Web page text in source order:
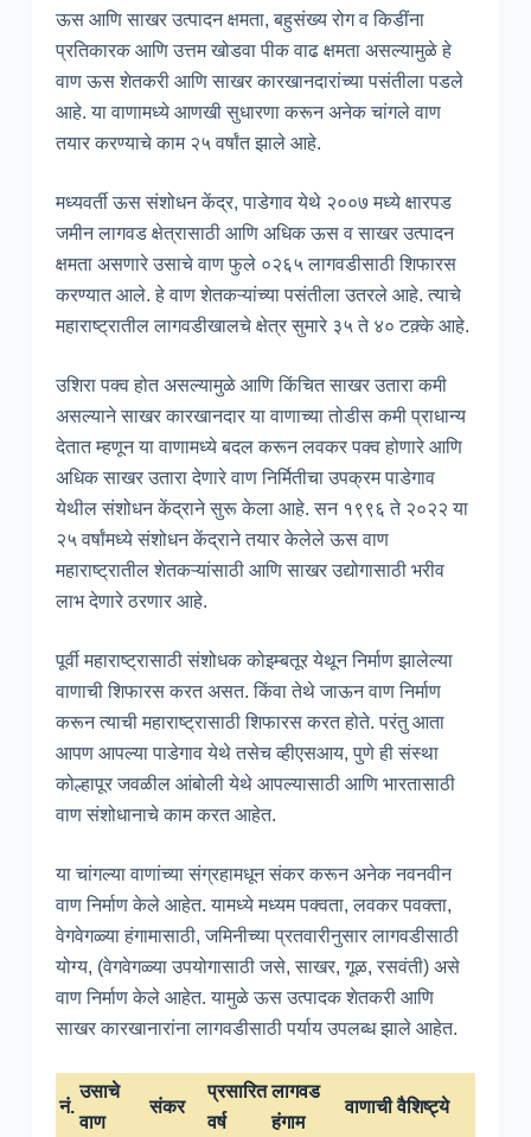
ऊस आणि साखर उत्पादन क्षमता, बहुसंख्य रोग व किडींना
प्रतिकारक आणि उत्तम खोडवा पीक वाढ क्षमता असल्यामुळे हे
वाण ऊस शेतकरी आणि साखर कारखानदारांच्या पसंतीला पडले
आहे. या वाणामध्ये आणखी सुधारणा करून अनेक चांगले वाण
तयार करण्याचे काम २५ वर्षांत झाले आहे.
मध्यवर्ती ऊस संशोधन केंद्र, पाडेगाव येथे २००७ मध्ये क्षारपड
जमीन लागवड क्षेत्रासाठी आणि अधिक ऊस व साखर उत्पादन
क्षमता असणारे उसाचे वाण फुले ०२६५ लागवडीसाठी शिफारस
करण्यात आले. हे वाण शेतकऱ्यांच्या पसंतीला उतरले आहे. त्याचे
महाराष्ट्रातील लागवडीखालचे क्षेत्र सुमारे ३५ ते ४० टक़्के आहे.
उशिरा पक्व होत असल्यामुळे आणि किंचित साखर उतारा कमी
असल्याने साखर कारखानदार या वाणाच्या तोडीस कमी प्राधान्य
देतात म्हणून या वाणामध्ये बदल करून लवकर पक्व होणारे आणि
अधिक साखर उतारा देणारे वाण निर्मितीचा उपक्रम पाडेगाव
येथील संशोधन केंद्राने सुरू केला आहे. सन १९९६ ते २०२२ या
२५ वर्षांमध्ये संशोधन केंद्राने तयार केलेले ऊस वाण
महाराष्ट्रातील शेतकऱ्यांसाठी आणि साखर उद्योगासाठी भरीव
लाभ देणारे ठरणार आहे.
पूर्वी महाराष्ट्रासाठी संशोधक कोइम्बतूर येथून निर्माण झालेल्या
वाणाची शिफारस करत असत. किंवा तेथे जाऊन वाण निर्माण
करून त्याची महाराष्ट्रासाठी शिफारस करत होते. परंतु आता
आपण आपल्या पाडेगाव येथे तसेच व्हीएसआय, पुणे ही संस्था
कोल्हापूर जवळील आंबोली येथे आपल्यासाठी आणि भारतासाठी
वाण संशोधानाचे काम करत आहेत.
या चांगल्या वाणांच्या संग्रहामधून संकर करून अनेक नवनवीन
वाण निर्माण केले आहेत. यामध्ये मध्यम पक्वता, लवकर पवक्ता,
वेगवेगळ्या हंगामासाठी, जमिनीच्या प्रतवारीनुसार लागवडीसाठी
योग्य, (वेगवेगळ्या उपयोगासाठी जसे, साखर, गूळ, रसवंती) असे
वाण निर्माण केले आहेत. यामुळे ऊस उत्पादक शेतकरी आणि
साखर कारखानारांना लागवडीसाठी पर्याय उपलब्ध झाले आहेत.
नं.
उसाचे
वाण
संकर
प्रसारित
वर्ष
लागवड
हंगाम
वाणाची वैशिष्ट्ये